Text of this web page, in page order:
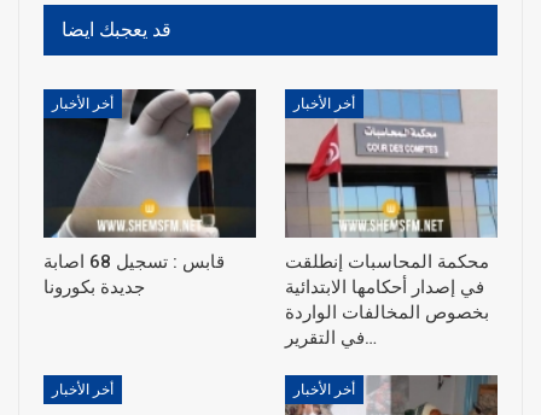
قد يعجبك ايضا
أخر الأخبار
قابس : تسجيل 68 اصابة
جديدة بكورونا
أخر الأخبار
محكمة المحاسبات إنطلقت
في إصدار أحكامها الابتدائية
بخصوص المخالفات الواردة
في التقرير…
أخر الأخبار أخر الأخبار